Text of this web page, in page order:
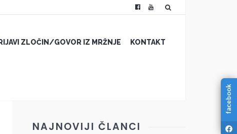
ZLOČIN/GOVOR IZ MRŽNJE KONTAKT
NAJNOVIJI ČLANCI
facebook